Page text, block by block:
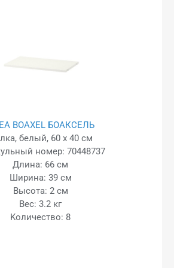
BOAXEL БОАКСЕЛЬ
белый, 60 x 40 см
номер: 70448737
Длина: 66 см
Ширина: 39 см
Высота: 2 см
Вес: 3.2 кг
Kоличество: 8